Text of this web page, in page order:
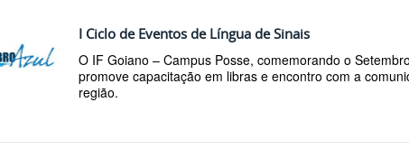
I Ciclo de Eventos de Língua de Sinais
O IF Goiano – Campus Posse, comemorando o
promove capacitação em libras e encontro com a
região.